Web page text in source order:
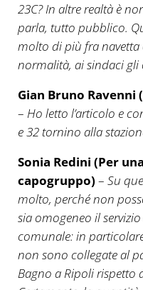
23C? In altre realtà è
parla, tutto pubblico.
molto di più fra
normalità, ai sindaci gli
Gian Bruno Ravenni
– Ho letto l’articolo e
e 32 tornino alla
Sonia Redini (Per
capogruppo) – Su
molto, perché non
sia omogeneo il
comunale: in
non sono collegate al
Bagno a Ripoli rispetto